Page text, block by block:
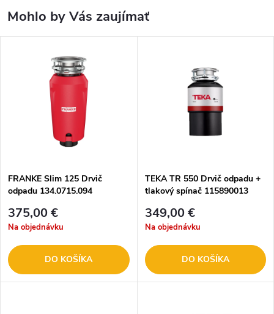
Mohlo by Vás zaujímať
FRANKE Slim 125 Drvič
odpadu 134.0715.094
375,00 €
Na objednávku
DO KOŠÍKA
TEKA TR 550 Drvič odpadu +
tlakový spínač 115890013
349,00 €
Na objednávku
DO KOŠÍKA